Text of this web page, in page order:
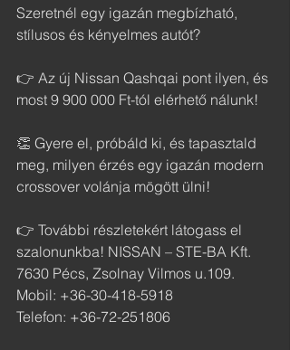
Szeretnél egy igazán megbízható,
stílusos és kényelmes autót?
👉 Az új Nissan Qashqai pont ilyen, és
most 9 900 000 Ft-tól elérhető nálunk!
👏 Gyere el, próbáld ki, és tapasztald
meg, milyen érzés egy igazán modern
crossover volánja mögött ülni!
👉 További részletekért látogass el
szalonunkba! NISSAN – STE-BA Kft.
7630 Pécs, Zsolnay Vilmos u.109.
Mobil: +36-30-418-5918
Telefon: +36-72-251806